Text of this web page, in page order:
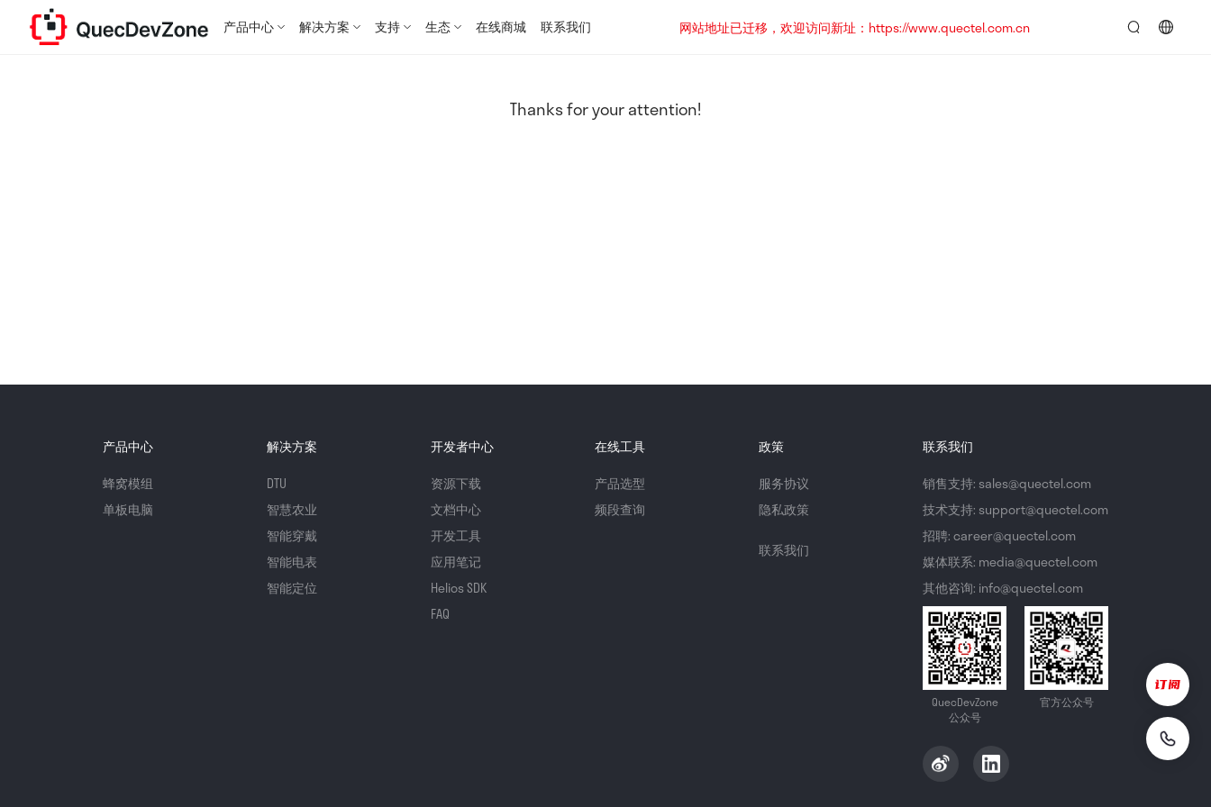
产品中心 解决方案 支持 生态 在线商城 联系我们
网站地址已迁移，欢迎访问新址：https://www.quectel.com.cn
Thanks for your attention!
产品中心
蜂窝模组
单板电脑
解决方案
DTU
智慧农业
智能穿戴
智能电表
智能定位
开发者中心
资源下载
文档中心
开发工具
应用笔记
Helios SDK
FAQ
在线工具
产品选型
频段查询
政策
服务协议
隐私政策
联系我们
联系我们
销售支持: sales@quectel.com
技术支持: support@quectel.com
招聘: career@quectel.com
媒体联系: media@quectel.com
其他咨询: info@quectel.com
QuecDevZone
公众号
官方公众号